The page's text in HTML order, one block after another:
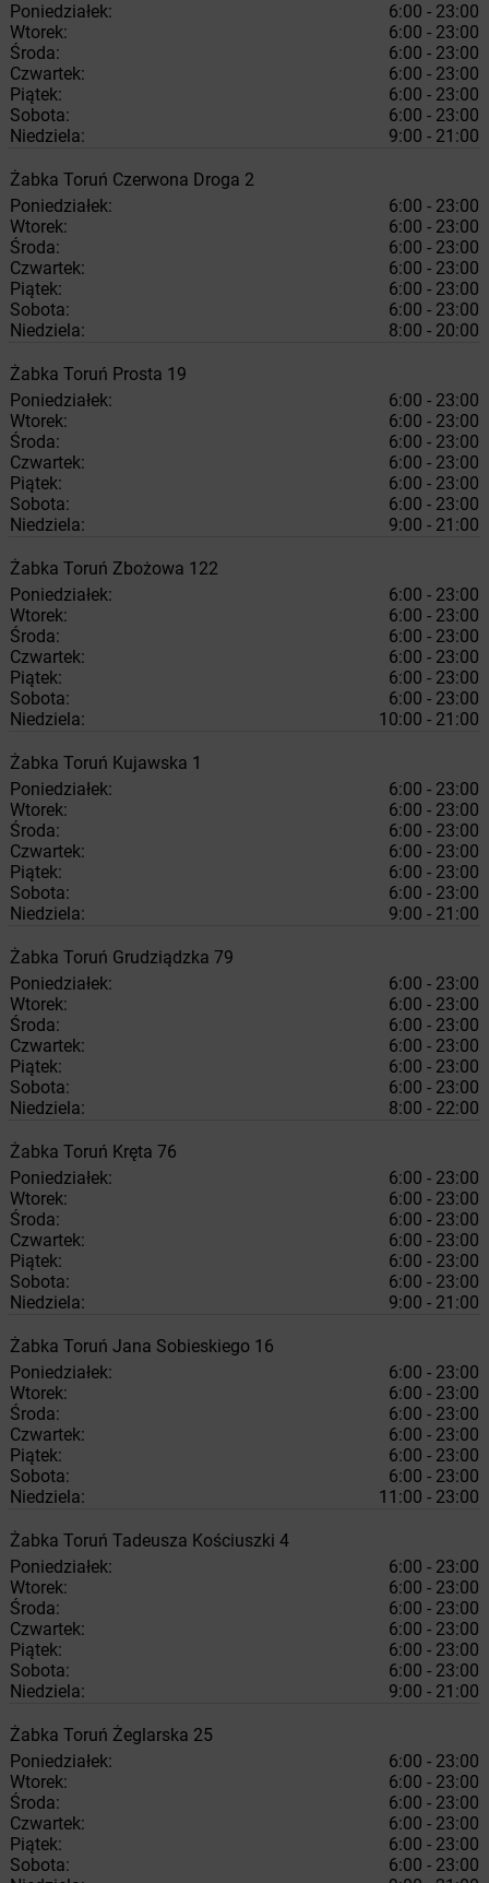
Poniedziałek:
6:00 - 23:00
Wtorek:
6:00 - 23:00
Środa:
6:00 - 23:00
Czwartek:
6:00 - 23:00
Piątek:
6:00 - 23:00
Sobota:
6:00 - 23:00
Niedziela:
9:00 - 21:00
Żabka Toruń Czerwona Droga 2
Poniedziałek:
6:00 - 23:00
Wtorek:
6:00 - 23:00
Środa:
6:00 - 23:00
Czwartek:
6:00 - 23:00
Piątek:
6:00 - 23:00
Sobota:
6:00 - 23:00
Niedziela:
8:00 - 20:00
Żabka Toruń Prosta 19
Poniedziałek:
6:00 - 23:00
Wtorek:
6:00 - 23:00
Środa:
6:00 - 23:00
Czwartek:
6:00 - 23:00
Piątek:
6:00 - 23:00
Sobota:
6:00 - 23:00
Niedziela:
9:00 - 21:00
Żabka Toruń Zbożowa 122
Poniedziałek:
6:00 - 23:00
Wtorek:
6:00 - 23:00
Środa:
6:00 - 23:00
Czwartek:
6:00 - 23:00
Piątek:
6:00 - 23:00
Sobota:
6:00 - 23:00
Niedziela:
10:00 - 21:00
Żabka Toruń Kujawska 1
Poniedziałek:
6:00 - 23:00
Wtorek:
6:00 - 23:00
Środa:
6:00 - 23:00
Czwartek:
6:00 - 23:00
Piątek:
6:00 - 23:00
Sobota:
6:00 - 23:00
Niedziela:
9:00 - 21:00
Żabka Toruń Grudziądzka 79
Poniedziałek:
6:00 - 23:00
Wtorek:
6:00 - 23:00
Środa:
6:00 - 23:00
Czwartek:
6:00 - 23:00
Piątek:
6:00 - 23:00
Sobota:
6:00 - 23:00
Niedziela:
8:00 - 22:00
Żabka Toruń Kręta 76
Poniedziałek:
6:00 - 23:00
Wtorek:
6:00 - 23:00
Środa:
6:00 - 23:00
Czwartek:
6:00 - 23:00
Piątek:
6:00 - 23:00
Sobota:
6:00 - 23:00
Niedziela:
9:00 - 21:00
Żabka Toruń Jana Sobieskiego 16
Poniedziałek:
6:00 - 23:00
Wtorek:
6:00 - 23:00
Środa:
6:00 - 23:00
Czwartek:
6:00 - 23:00
Piątek:
6:00 - 23:00
Sobota:
6:00 - 23:00
Niedziela:
11:00 - 23:00
Żabka Toruń Tadeusza Kościuszki 4
Poniedziałek:
6:00 - 23:00
Wtorek:
6:00 - 23:00
Środa:
6:00 - 23:00
Czwartek:
6:00 - 23:00
Piątek:
6:00 - 23:00
Sobota:
6:00 - 23:00
Niedziela:
9:00 - 21:00
Żabka Toruń Żeglarska 25
Poniedziałek:
6:00 - 23:00
Wtorek:
6:00 - 23:00
Środa:
6:00 - 23:00
Czwartek:
6:00 - 23:00
Piątek:
6:00 - 23:00
Sobota:
6:00 - 23:00